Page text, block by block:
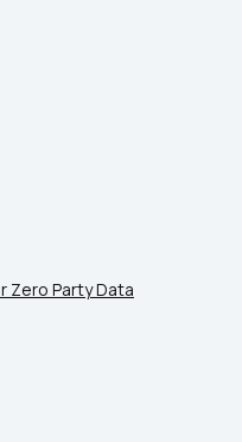
Zero Party Data